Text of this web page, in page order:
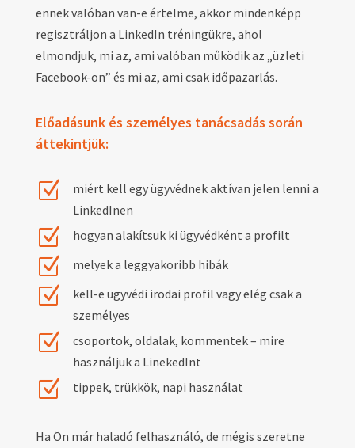
ennek valóban van-e értelme, akkor mindenképp
regisztráljon a LinkedIn tréningükre, ahol
elmondjuk, mi az, ami valóban működik az „üzleti
Facebook-on” és mi az, ami csak időpazarlás.
Előadásunk és személyes tanácsadás során
áttekintjük:
Z
miért kell egy ügyvédnek aktívan jelen lenni a
LinkedInen
Z hogyan alakítsuk ki ügyvédként a profilt
Z melyek a leggyakoribb hibák
Z
kell-e ügyvédi irodai profil vagy elég csak a
személyes
Z
csoportok, oldalak, kommentek – mire
használjuk a LinekedInt
Z tippek, trükkök, napi használat
Ha Ön már haladó felhasználó, de mégis szeretne